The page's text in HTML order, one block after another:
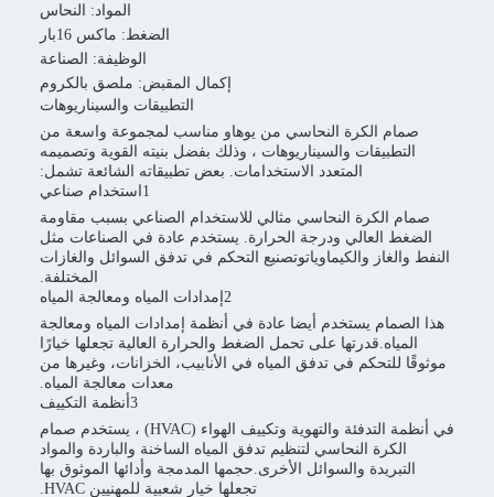
المواد: النحاس
الضغط: ماكس 16بار
الوظيفة: الصناعة
إكمال المقبض: ملصق بالكروم
التطبيقات والسيناريوهات
صمام الكرة النحاسي من يوهاو مناسب لمجموعة واسعة من
التطبيقات والسيناريوهات ، وذلك بفضل بنيته القوية وتصميمه
المتعدد الاستخدامات. بعض تطبيقاته الشائعة تشمل:
1استخدام صناعي
صمام الكرة النحاسي مثالي للاستخدام الصناعي بسبب مقاومة
الضغط العالي ودرجة الحرارة. يستخدم عادة في الصناعات مثل
النفط والغاز والكيماوياتوتصنيع التحكم في تدفق السوائل والغازات
المختلفة.
2إمدادات المياه ومعالجة المياه
هذا الصمام يستخدم أيضا عادة في أنظمة إمدادات المياه ومعالجة
المياه.قدرتها على تحمل الضغط والحرارة العالية تجعلها خيارًا
موثوقًا للتحكم في تدفق المياه في الأنابيب، الخزانات، وغيرها من
معدات معالجة المياه.
3أنظمة التكييف
في أنظمة التدفئة والتهوية وتكييف الهواء (HVAC) ، يستخدم صمام
الكرة النحاسي لتنظيم تدفق المياه الساخنة والباردة والمواد
التبريدة والسوائل الأخرى.حجمها المدمجة وأدائها الموثوق بها
تجعلها خيار شعبية للمهنيين HVAC.